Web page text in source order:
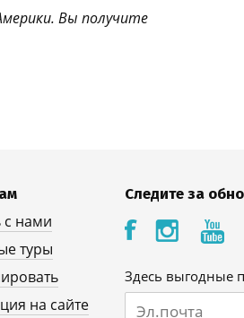
Вы получите
с нами
туры
на сайте
Следите за
Здесь выгодные